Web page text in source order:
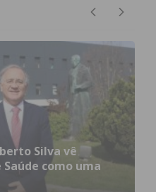
Silva vê
como uma